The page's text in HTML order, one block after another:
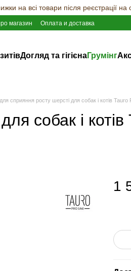
на всі товари після реєстрації на
магазин Оплата и доставка
Догляд та гігієнаГрумінг
сприяння росту шерсті для собак і котів
собак і
1